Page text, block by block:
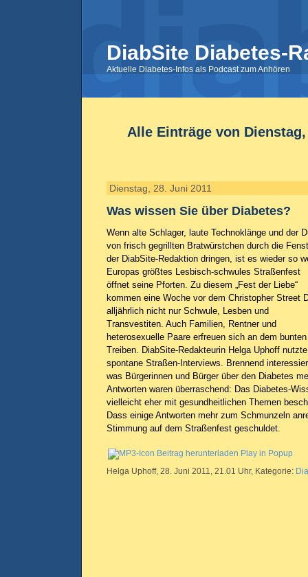
DiabSite Diabetes-
Aktuelle Diabetes-Infos als Podcast zum Anhören
Alle Einträge von
Dienstag, 28. Juni 2011
Was wissen Sie über Diabetes?
Wenn alte Schlager, laute Technoklänge und der
von frisch gegrillten Bratwürstchen durch die
der DiabSite-Redaktion dringen, ist es wieder so
Europas größtes Lesbisch-schwules Straßenfest
öffnet seine Pforten. Zu diesem „Fest der Liebe“
kommen eine Woche vor dem Christopher Street
alljährlich nicht nur Schwule, Lesben und
Transvestiten. Auch Familien, Rentner und
heterosexuelle Paare erfreuen sich an dem bunten
Treiben. DiabSite-Redakteurin Helga Uphoff
spontane Straßen-Interviews. Brennend
was Bürgerinnen und Bürger über den Diabetes
Antworten waren überraschend: Das Diabetes-
vielleicht eher mit gesundheitlichen Themen
Dass einige Antworten mehr zum Schmunzeln
Stimmung auf dem Straßenfest geschuldet.
Beitrag herunterladen Play in Popup
Helga Uphoff, 28. Juni 2011, 21.01 Uhr, Kategorie: